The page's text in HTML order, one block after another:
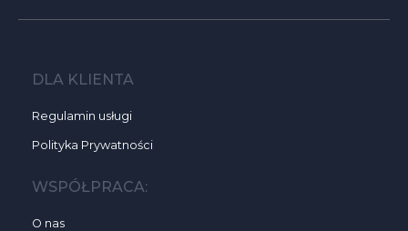
DLA KLIENTA
Regulamin usługi
Polityka Prywatności
WSPÓŁPRACA:
O nas